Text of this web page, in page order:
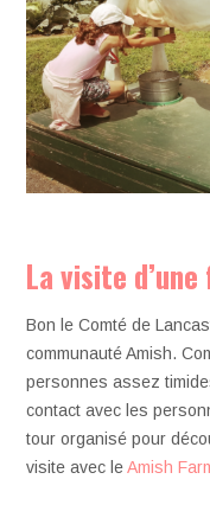
La visite
Bon le Comté de
communauté Amish.
personnes assez
contact avec les
tour organisé pour
visite avec leAmish